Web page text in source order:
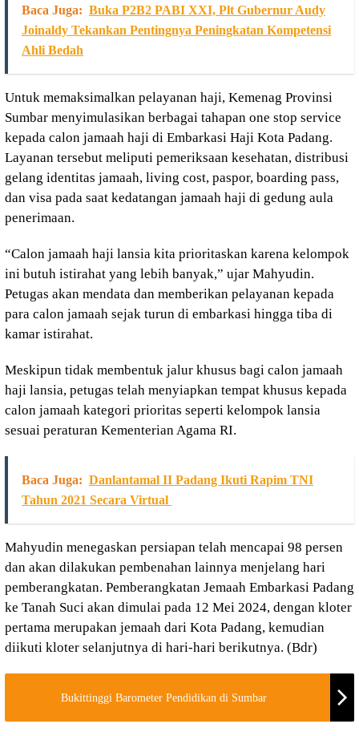
Baca Juga: Buka P2B2 PABI XXI, Plt Gubernur Audy
Joinaldy Tekankan Pentingnya Peningkatan Kompetensi
Ahli Bedah
Untuk memaksimalkan pelayanan haji, Kemenag Provinsi
Sumbar menyimulasikan berbagai tahapan one stop service
kepada calon jamaah haji di Embarkasi Haji Kota Padang.
Layanan tersebut meliputi pemeriksaan kesehatan, distribusi
gelang identitas jamaah, living cost, paspor, boarding pass,
dan visa pada saat kedatangan jamaah haji di gedung aula
penerimaan.
“Calon jamaah haji lansia kita prioritaskan karena kelompok
ini butuh istirahat yang lebih banyak,” ujar Mahyudin.
Petugas akan mendata dan memberikan pelayanan kepada
para calon jamaah sejak turun di embarkasi hingga tiba di
kamar istirahat.
Meskipun tidak membentuk jalur khusus bagi calon jamaah
haji lansia, petugas telah menyiapkan tempat khusus kepada
calon jamaah kategori prioritas seperti kelompok lansia
sesuai peraturan Kementerian Agama RI.
Baca Juga: Danlantamal II Padang Ikuti Rapim TNI
Tahun 2021 Secara Virtual
Mahyudin menegaskan persiapan telah mencapai 98 persen
dan akan dilakukan pembenahan lainnya menjelang hari
pemberangkatan. Pemberangkatan Jemaah Embarkasi Padang
ke Tanah Suci akan dimulai pada 12 Mei 2024, dengan kloter
pertama merupakan jemaah dari Kota Padang, kemudian
diikuti kloter selanjutnya di hari-hari berikutnya. (Bdr)
Bukittinggi Barometer Pendidikan di Sumbar